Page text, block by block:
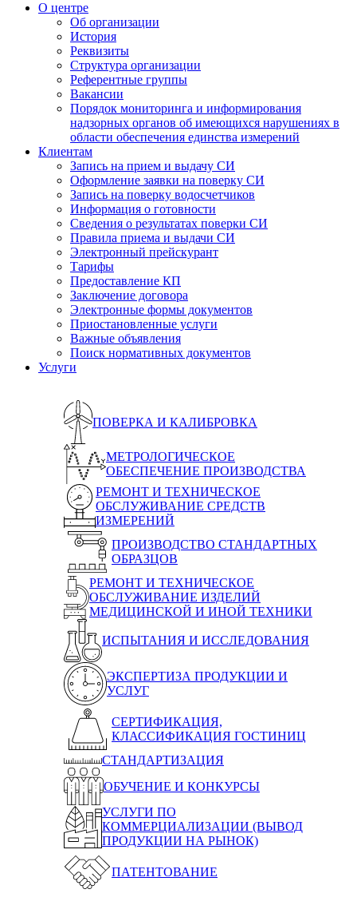
О центре
Об организации
История
Реквизиты
Структура организации
Референтные группы
Вакансии
Порядок мониторинга и информирования
надзорных органов об имеющихся нарушениях в
области обеспечения единства измерений
Клиентам
Запись на прием и выдачу СИ
Оформление заявки на поверку СИ
Запись на поверку водосчетчиков
Информация о готовности
Сведения о результатах поверки СИ
Правила приема и выдачи СИ
Электронный прейскурант
Тарифы
Предоставление КП
Заключение договора
Электронные формы документов
Приостановленные услуги
Важные объявления
Поиск нормативных документов
Услуги
ПОВЕРКА И КАЛИБРОВКА
МЕТРОЛОГИЧЕСКОЕ
ОБЕСПЕЧЕНИЕ ПРОИЗВОДСТВА
РЕМОНТ И ТЕХНИЧЕСКОЕ
ОБСЛУЖИВАНИЕ СРЕДСТВ
ИЗМЕРЕНИЙ
ПРОИЗВОДСТВО СТАНДАРТНЫХ
ОБРАЗЦОВ
РЕМОНТ И ТЕХНИЧЕСКОЕ
ОБСЛУЖИВАНИЕ ИЗДЕЛИЙ
МЕДИЦИНСКОЙ И ИНОЙ ТЕХНИКИ
ИСПЫТАНИЯ И ИССЛЕДОВАНИЯ
ЭКСПЕРТИЗА ПРОДУКЦИИ И
УСЛУГ
СЕРТИФИКАЦИЯ,
КЛАССИФИКАЦИЯ ГОСТИНИЦ
СТАНДАРТИЗАЦИЯ
ОБУЧЕНИЕ И КОНКУРСЫ
УСЛУГИ ПО
КОММЕРЦИАЛИЗАЦИИ (ВЫВОД
ПРОДУКЦИИ НА РЫНОК)
ПАТЕНТОВАНИЕ